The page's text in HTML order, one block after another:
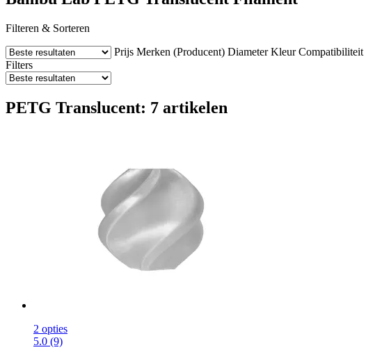
Filteren & Sorteren
Prijs Merken (Producent) Diameter Kleur Compatibiliteit
Filters
PETG Translucent: 7 artikelen
2 opties
5.0 (9)